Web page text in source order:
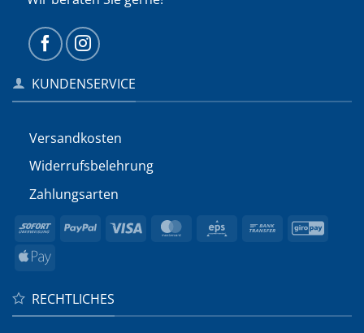
KUNDENSERVICE
Versandkosten
Widerrufs­belehrung
Zahlungsarten
Sofort PayPal Visa MasterCard
Eps
Bank
Apple
RECHTLICHES